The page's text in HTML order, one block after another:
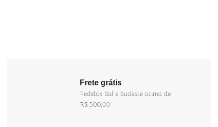
Frete grátis
Pedidos Sul e Sudeste acima de
R$:500,00